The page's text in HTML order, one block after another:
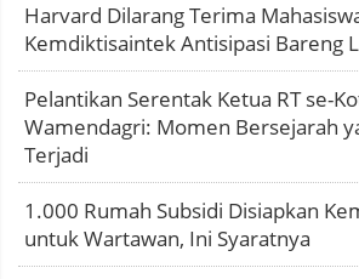
Harvard Dilarang Terima
Kemdiktisaintek Antisipasi Bareng
Pelantikan Serentak Ketua RT se-
Wamendagri: Momen Bersejarah
Terjadi
1.000 Rumah Subsidi Disiapkan
untuk Wartawan, Ini Syaratnya